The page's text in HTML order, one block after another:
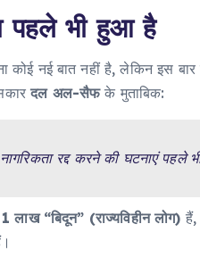
पहले भी हुआ है
कोई नई बात नहीं है, लेकिन इस
दल अल-सैफके मुताबिक:
रद्द करने की घटनाएं
1 लाख “बिदून” (राज्यविहीन लोग)